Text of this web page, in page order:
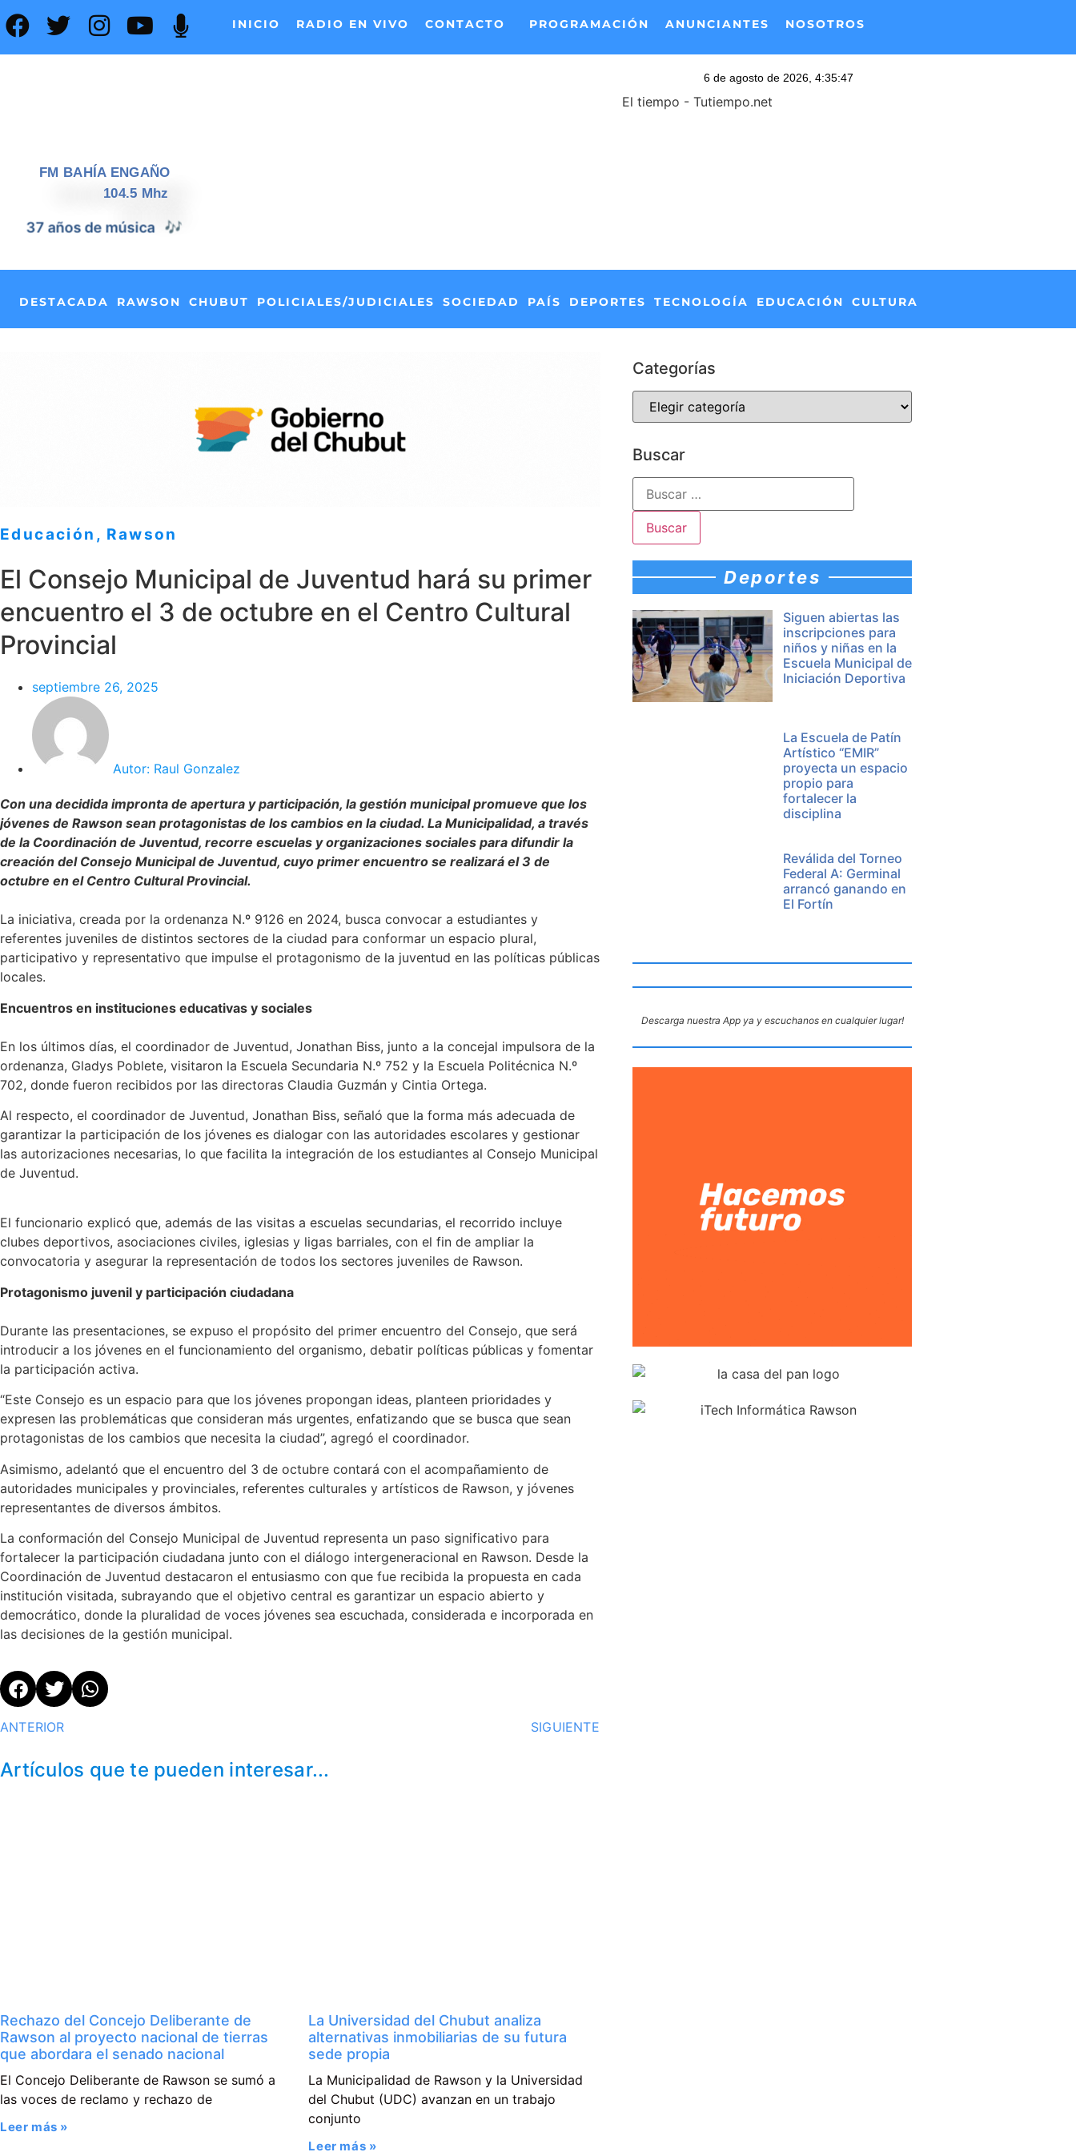
INICIO RADIO EN VIVO CONTACTO PROGRAMACIÓN ANUNCIANTES NOSOTROS
FM BAHÍA ENGAÑO
104.5 Mhz
37 años de noticias 📰
El tiempo - Tutiempo.net
DESTACADA RAWSON CHUBUT POLICIALES/JUDICIALES SOCIEDAD PAÍS DEPORTES TECNOLOGÍA EDUCACIÓN CULTURA
Educación , Rawson
El Consejo Municipal de Juventud hará su primer
encuentro el 3 de octubre en el Centro Cultural
Provincial
septiembre 26, 2025
Autor: Raul Gonzalez
Con una decidida impronta de apertura y participación, la gestión municipal promueve que los
jóvenes de Rawson sean protagonistas de los cambios en la ciudad. La Municipalidad, a través
de la Coordinación de Juventud, recorre escuelas y organizaciones sociales para difundir la
creación del Consejo Municipal de Juventud, cuyo primer encuentro se realizará el 3 de
octubre en el Centro Cultural Provincial.
La iniciativa, creada por la ordenanza N.º 9126 en 2024, busca convocar a estudiantes y
referentes juveniles de distintos sectores de la ciudad para conformar un espacio plural,
participativo y representativo que impulse el protagonismo de la juventud en las políticas públicas
locales.
Encuentros en instituciones educativas y sociales
En los últimos días, el coordinador de Juventud, Jonathan Biss, junto a la concejal impulsora de la
ordenanza, Gladys Poblete, visitaron la Escuela Secundaria N.º 752 y la Escuela Politécnica N.º
702, donde fueron recibidos por las directoras Claudia Guzmán y Cintia Ortega.
Al respecto, el coordinador de Juventud, Jonathan Biss, señaló que la forma más adecuada de
garantizar la participación de los jóvenes es dialogar con las autoridades escolares y gestionar
las autorizaciones necesarias, lo que facilita la integración de los estudiantes al Consejo Municipal
de Juventud.
El funcionario explicó que, además de las visitas a escuelas secundarias, el recorrido incluye
clubes deportivos, asociaciones civiles, iglesias y ligas barriales, con el fin de ampliar la
convocatoria y asegurar la representación de todos los sectores juveniles de Rawson.
Protagonismo juvenil y participación ciudadana
Durante las presentaciones, se expuso el propósito del primer encuentro del Consejo, que será
introducir a los jóvenes en el funcionamiento del organismo, debatir políticas públicas y fomentar
la participación activa.
“Este Consejo es un espacio para que los jóvenes propongan ideas, planteen prioridades y
expresen las problemáticas que consideran más urgentes, enfatizando que se busca que sean
protagonistas de los cambios que necesita la ciudad”, agregó el coordinador.
Asimismo, adelantó que el encuentro del 3 de octubre contará con el acompañamiento de
autoridades municipales y provinciales, referentes culturales y artísticos de Rawson, y jóvenes
representantes de diversos ámbitos.
La conformación del Consejo Municipal de Juventud representa un paso significativo para
fortalecer la participación ciudadana junto con el diálogo intergeneracional en Rawson. Desde la
Coordinación de Juventud destacaron el entusiasmo con que fue recibida la propuesta en cada
institución visitada, subrayando que el objetivo central es garantizar un espacio abierto y
democrático, donde la pluralidad de voces jóvenes sea escuchada, considerada e incorporada en
las decisiones de la gestión municipal.
ANTERIOR SIGUIENTE
Artículos que te pueden interesar...
Rechazo del Concejo Deliberante de
Rawson al proyecto nacional de tierras
que abordara el senado nacional
El Concejo Deliberante de Rawson se sumó a
las voces de reclamo y rechazo de
Leer más »
La Universidad del Chubut analiza
alternativas inmobiliarias de su futura
sede propia
La Municipalidad de Rawson y la Universidad
del Chubut (UDC) avanzan en un trabajo
conjunto
Leer más »
Categorías
Buscar
Deportes
Siguen abiertas las
inscripciones para
niños y niñas en la
Escuela Municipal de
Iniciación Deportiva
La Escuela de Patín
Artístico “EMIR”
proyecta un espacio
propio para
fortalecer la
disciplina
Reválida del Torneo
Federal A: Germinal
arrancó ganando en
El Fortín
Descarga nuestra App ya y escuchanos en cualquier lugar!